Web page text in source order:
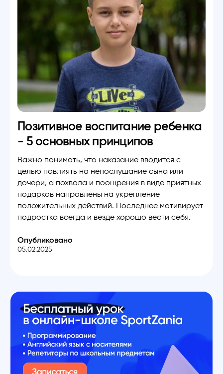
Позитивное воспитание ребенка
- 5 основных принципов
Важно понимать, что наказание вводится с
целью повлиять на непослушание сына или
дочери, а похвала и поощрения в виде приятных
подарков направлены на укрепление
положительных действий. Последнее мотивирует
подростка всегда и везде хорошо вести себя.
Опубликовано
05.02.2025